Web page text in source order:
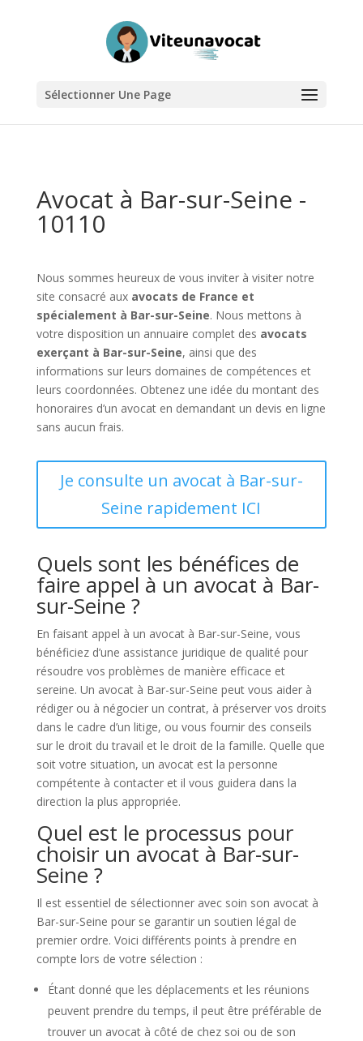
Sélectionner Une Page
Avocat à Bar-sur-Seine -
10110
Nous sommes heureux de vous inviter à visiter notre
site consacré aux avocats de France et
spécialement à Bar-sur-Seine. Nous mettons à
votre disposition un annuaire complet des avocats
exerçant à Bar-sur-Seine, ainsi que des
informations sur leurs domaines de compétences et
leurs coordonnées. Obtenez une idée du montant des
honoraires d’un avocat en demandant un devis en ligne
sans aucun frais.
Je consulte un avocat à Bar-sur-
Seine rapidement ICI
Quels sont les bénéfices de
faire appel à un avocat à Bar-
sur-Seine ?
En faisant appel à un avocat à Bar-sur-Seine, vous
bénéficiez d’une assistance juridique de qualité pour
résoudre vos problèmes de manière efficace et
sereine. Un avocat à Bar-sur-Seine peut vous aider à
rédiger ou à négocier un contrat, à préserver vos droits
dans le cadre d’un litige, ou vous fournir des conseils
sur le droit du travail et le droit de la famille. Quelle que
soit votre situation, un avocat est la personne
compétente à contacter et il vous guidera dans la
direction la plus appropriée.
Quel est le processus pour
choisir un avocat à Bar-sur-
Seine ?
Il est essentiel de sélectionner avec soin son avocat à
Bar-sur-Seine pour se garantir un soutien légal de
premier ordre. Voici différents points à prendre en
compte lors de votre sélection :
Étant donné que les déplacements et les réunions
peuvent prendre du temps, il peut être préférable de
trouver un avocat à côté de chez soi ou de son